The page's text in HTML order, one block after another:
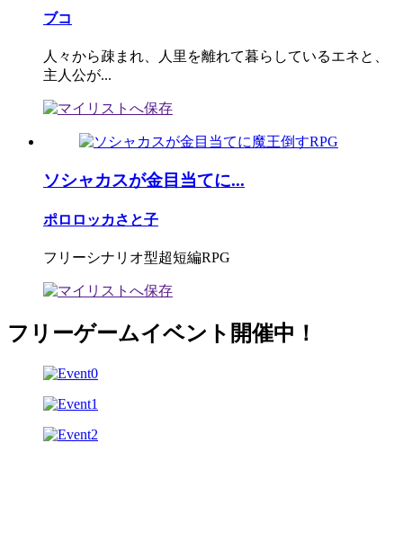
ブコ
人々から疎まれ、人里を離れて暮らしているエネと、
主人公が...
ソシャカスが金目当てに...
ポロロッカさと子
フリーシナリオ型超短編RPG
フリーゲームイベント開催中！